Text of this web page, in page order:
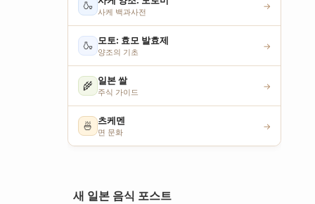
🍶
사케 백과사전
→
🍶 모토: 효모 발효제
양조의 기초
→
🌾 일본 쌀
주식 가이드
→
🍜 츠케멘
면 문화
→
새 일본 음식 포스트